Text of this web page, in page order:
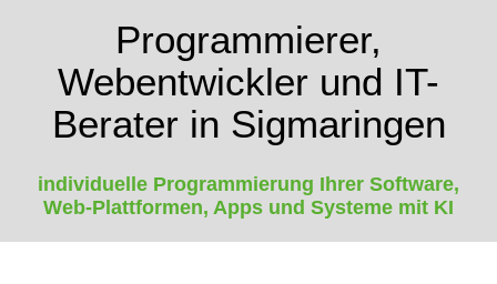
Programmierer,
Webentwickler und IT-
Berater in Sigmaringen
individuelle Programmierung Ihrer Software,
Web-Plattformen, Apps und Systeme mit KI